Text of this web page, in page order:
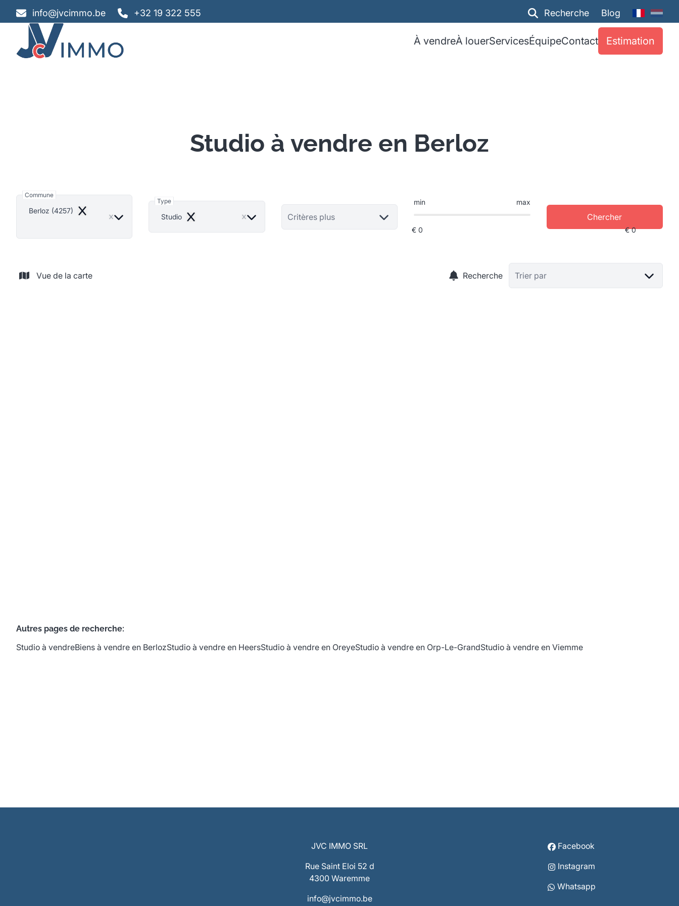
info@jvcimmo.be +32 19 322 555 Recherche Blog
À vendreÀ louerServicesÉquipeContact Estimation
Studio à vendre en Berloz
Commune
Berloz (4257)
Remove
Type
Studio
Remove Critères plus
min max
Chercher
Vue de la carte Recherche Trier par
Autres pages de recherche:
Studio à vendreBiens à vendre en BerlozStudio à vendre en HeersStudio à vendre en OreyeStudio à vendre en Orp-Le-GrandStudio à vendre en Viemme
JVC IMMO SRL
Rue Saint Eloi 52 d
4300 Waremme
info@jvcimmo.be
Facebook
Instagram
Whatsapp